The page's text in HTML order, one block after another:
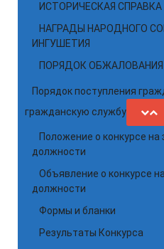
ИСТОРИЧЕСКАЯ СПРАВКА
НАГРАДЫ НАРОДНОГО
ИНГУШЕТИЯ
ПОРЯДОК ОБЖАЛОВАНИЯ
Порядок поступления
гражданскую службу
Положение о конкурсе
должности
Объявление о конкурсе
должности
Формы и бланки
Результаты Конкурса